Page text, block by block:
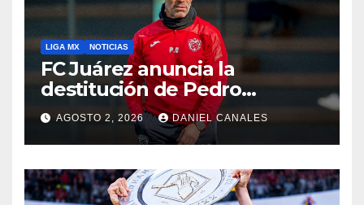
LIGA MX NOTICIAS
FC Juárez anuncia la
destitución de Pedro
Caixinha
AGOSTO 2, 2026 DANIEL CANALES